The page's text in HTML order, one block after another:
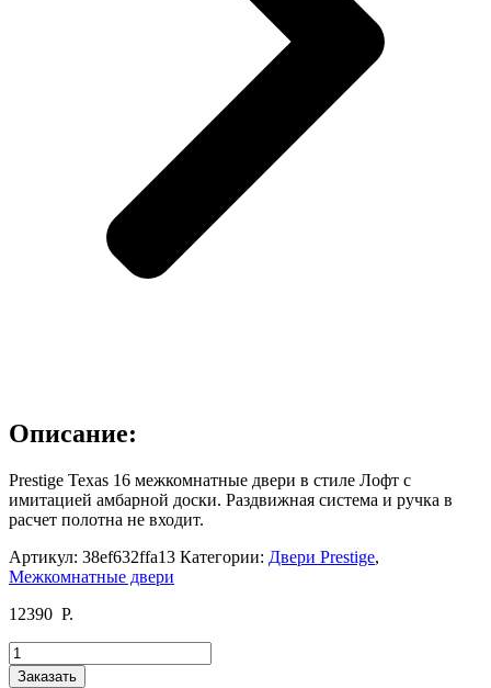
Описание:
Prestige Texas 16 межкомнатные двери в стиле Лофт с
имитацией амбарной доски. Раздвижная система и ручка в
расчет полотна не входит.
Артикул: 38ef632ffa13 Категории: Двери Prestige,
Межкомнатные двери
12390 Р.
Количество
товара
Заказать